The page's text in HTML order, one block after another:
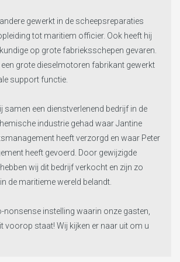
gewerkt in de scheepsreparaties
tot maritiem officier. Ook heeft hij
op grote fabrieksschepen gevaren.
een grote dieselmotoren fabrikant gewerkt
support functie.
samen een dienstverlenend bedrijf in de
industrie gehad waar Jantine
heeft verzorgd en waar Peter
heeft gevoerd. Door gewijzigde
wij dit bedrijf verkocht en zijn zo
de maritieme wereld belandt.
nonsense instelling waarin onze gasten,
voorop staat! Wij kijken er naar uit om u